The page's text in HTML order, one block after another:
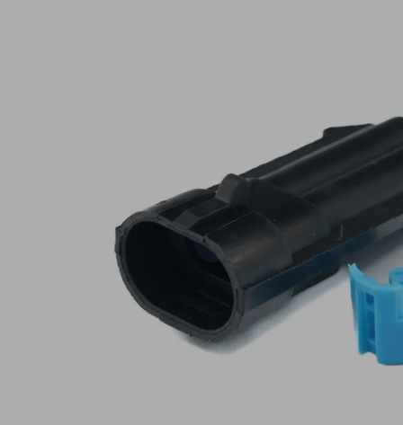
Oświetlenie
wewnętrze
Opryskiwacze polowe
Oferty
Zestawy oświetlenia
Inne